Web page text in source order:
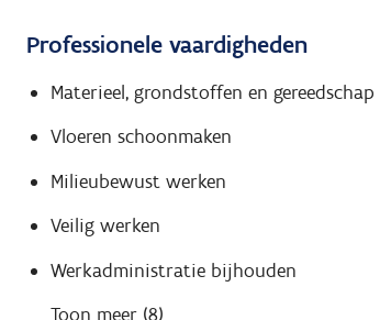
Professionele vaardigheden
Materieel, grondstoffen en
Vloeren schoonmaken
Milieubewust werken
Veilig werken
Werkadministratie bijhouden
Toon meer (8)